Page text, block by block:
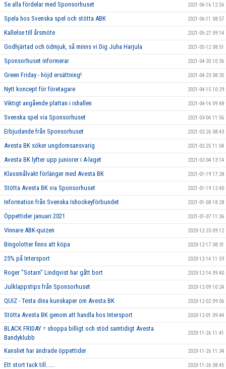
Se alla fördelar med Sponsorhuset 2021-06-16 12:56
Spela hos Svenska spel och stötta ABK 2021-06-11 08:57
Kallelse till årsmöte 2021-05-27 09:14
Godhjärtad och ödmjuk, så minns vi Dig Juha Harjula 2021-05-12 08:51
Sponsorhuset informerar 2021-04-30 10:36
Green Friday - höjd ersättning! 2021-04-23 08:35
Nytt koncept för företagare 2021-04-15 10:29
Viktigt angående plattan i ishallen 2021-04-14 09:48
Svenska spel via Sponsorhuset 2021-03-04 11:56
Erbjudande från Sponsorhuset 2021-02-26 08:43
Avesta BK söker ungdomsansvarig 2021-02-25 11:04
Avesta BK lyfter upp juniorer i A-laget 2021-02-04 13:14
Klassmålvakt förlänger med Avesta BK 2021-01-19 17:28
Stötta Avesta BK via Sponsorhuset 2021-01-19 12:40
Information från Svenska Ishockeyförbundet 2021-01-08 18:28
Öppettider januari 2021 2021-01-07 11:36
Vinnare ABK-quizen 2020-12-23 09:12
Bingolotter finns att köpa 2020-12-17 08:31
25% på Intersport 2020-12-14 11:59
Roger "Sotarn" Lindqvist har gått bort 2020-12-14 09:40
Julklappstips från Sponsorhuset 2020-12-09 10:24
QUIZ - Testa dina kunskaper om Avesta BK 2020-12-02 09:06
Stötta Avesta BK genom att handla hos Intersport 2020-12-01 09:44
BLACK FRIDAY = shoppa billigt och stöd samtidigt Avesta
Bandyklubb
2020-11-26 11:41
Kansliet har ändrade öppettider 2020-11-26 11:34
Ett stort tack till...... 2020-11-26 08:45